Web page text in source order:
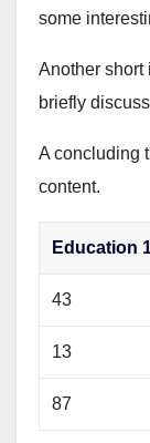
some
Another short
briefly
A concluding
content.
Education
43
13
87